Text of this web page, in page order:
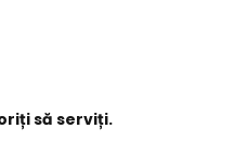
să serviți.